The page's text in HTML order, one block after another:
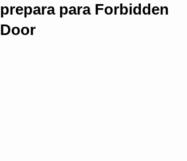
prepara para Forbidden
Door